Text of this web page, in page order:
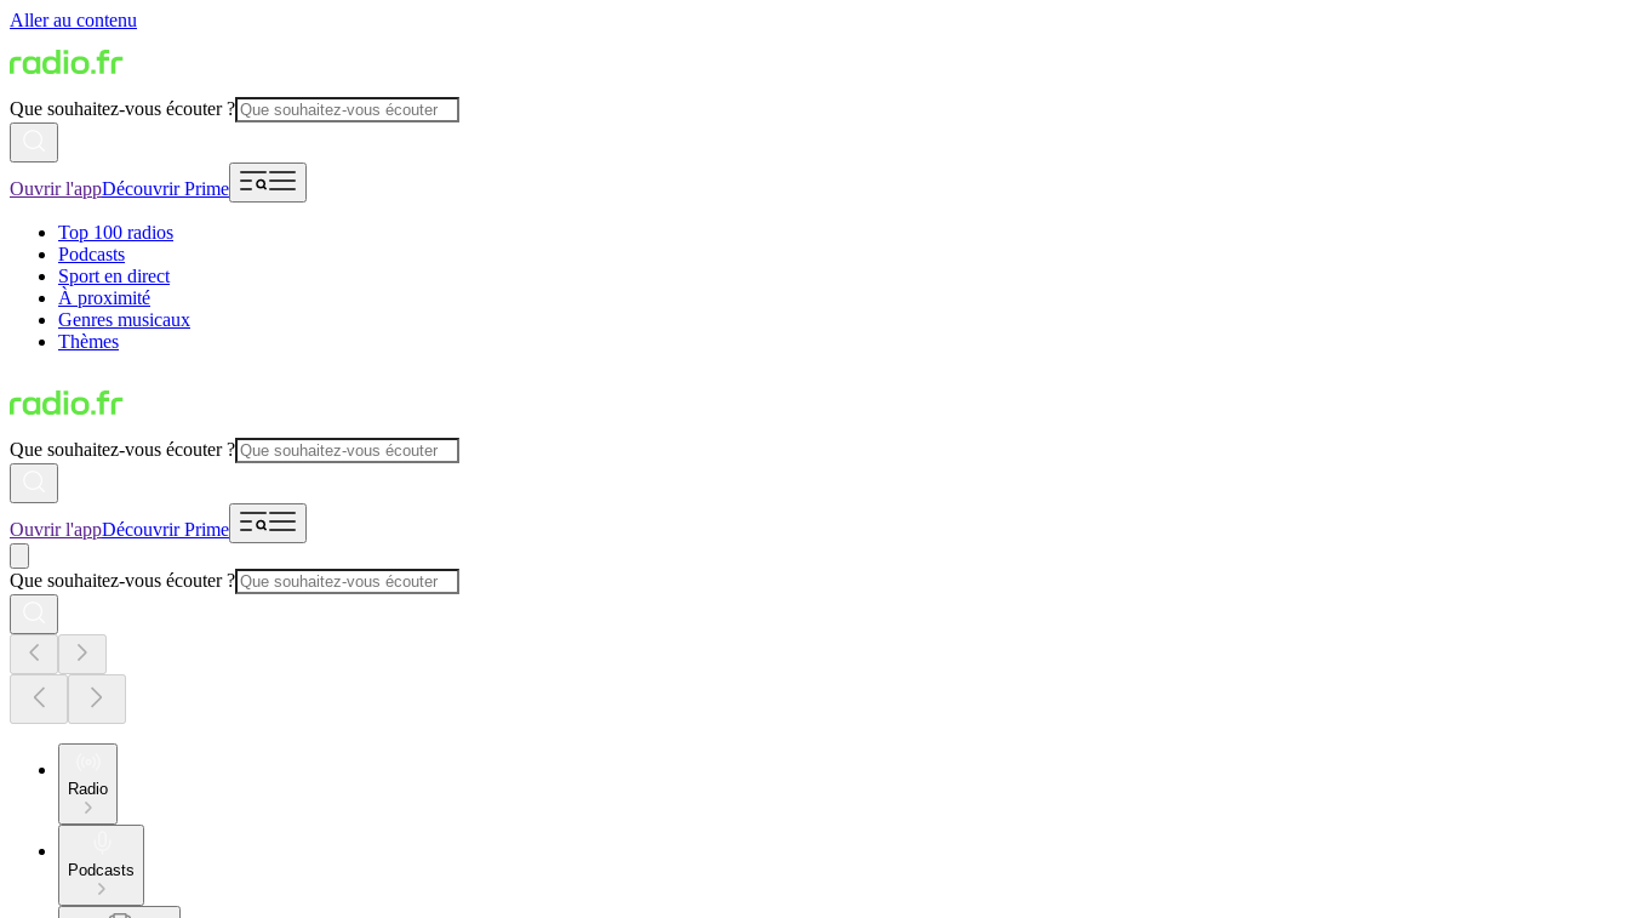
Aller au contenu
Que souhaitez-vous écouter ?
Ouvrir l'appDécouvrir Prime
Top 100 radios
Podcasts
Sport en direct
À proximité
Genres musicaux
Thèmes
Que souhaitez-vous écouter ?
Ouvrir l'appDécouvrir Prime
Que souhaitez-vous écouter ?
Radio
Podcasts